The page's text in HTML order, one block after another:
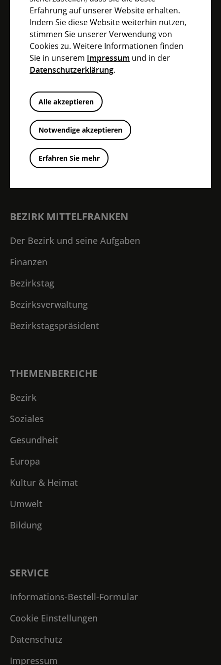
Erfahrung auf unserer Website erhalten.
Indem Sie diese Website weiterhin nutzen,
stimmen Sie unserer Verwendung von
Cookies zu. Weitere Informationen finden
Sie in unserem Impressum und in der
Datenschutzerklärung.
Alle akzeptieren
Notwendige akzeptieren
Erfahren Sie mehr
BEZIRK MITTELFRANKEN IM
ÜBERBLICK
Pressecenter
Digitales Antragscenter
Downloadcenter
Ratsinformationssystem
BEZIRK MITTELFRANKEN
Der Bezirk und seine Aufgaben
Finanzen
Bezirkstag
Bezirksverwaltung
Bezirkstagspräsident
THEMENBEREICHE
Bezirk
Soziales
Gesundheit
Europa
Kultur & Heimat
Umwelt
Bildung
SERVICE
Informations-Bestell-Formular
Cookie Einstellungen
Datenschutz
Impressum